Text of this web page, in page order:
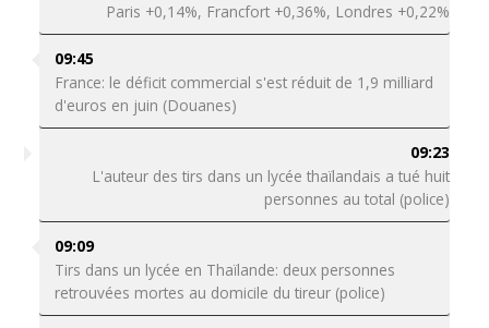
Paris +0,14%, Francfort +0,36%, Londres +0,22%
09:45
France: le déficit commercial s'est réduit de 1,9 milliard
d'euros en juin (Douanes)
09:23
L'auteur des tirs dans un lycée thaïlandais a tué huit
personnes au total (police)
09:09
Tirs dans un lycée en Thaïlande: deux personnes
retrouvées mortes au domicile du tireur (police)